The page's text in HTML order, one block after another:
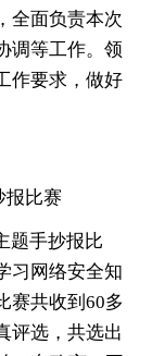
全面负责本次
调等工作。领
作要求，做好
报比赛
题手抄报比
习网络安全知
赛共收到60多
评选，共选出